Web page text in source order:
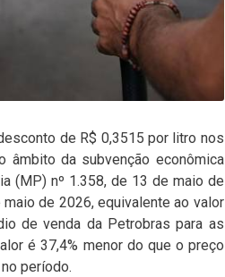
de R$ 0,3515 por litro nos
da subvenção econômica
(MP) nº 1.358, de 13 de maio de
de 2026, equivalente ao valor
de venda da Petrobras para as
é 37,4% menor do que o preço
período.